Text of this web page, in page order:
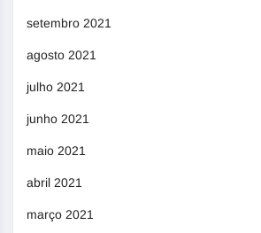
setembro 2021
agosto 2021
julho 2021
junho 2021
maio 2021
abril 2021
março 2021